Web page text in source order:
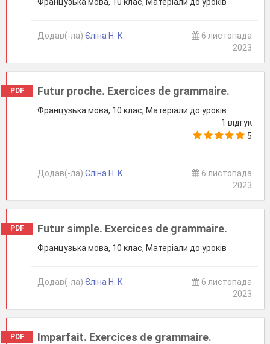
Додав(-ла) Єліна Н. К.
6 листопада
2023
PDF Futur proche. Exercices de grammaire.
Французька мова, 10 клас, Матеріали до уроків
1 відгук
5
Додав(-ла) Єліна Н. К.
6 листопада
2023
PDF Futur simple. Exercices de grammaire.
Французька мова, 10 клас, Матеріали до уроків
Додав(-ла) Єліна Н. К.
6 листопада
2023
PDF Imparfait. Exercices de grammaire.